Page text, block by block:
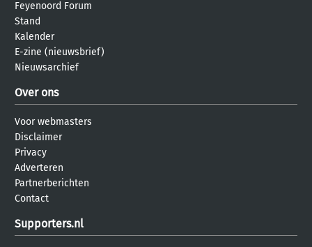
Feyenoord Forum
Stand
Kalender
E-zine (nieuwsbrief)
Nieuwsarchief
Over ons
Voor webmasters
Disclaimer
Privacy
Adverteren
Partnerberichten
Contact
Supporters.nl